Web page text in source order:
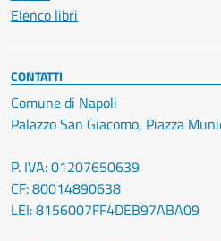
Elenco libri
CONTATTI
Comune di Napoli
Palazzo San Giacomo, Piazza
P. IVA: 01207650639
CF: 80014890638
LEI: 8156007FF4DEB97ABA09